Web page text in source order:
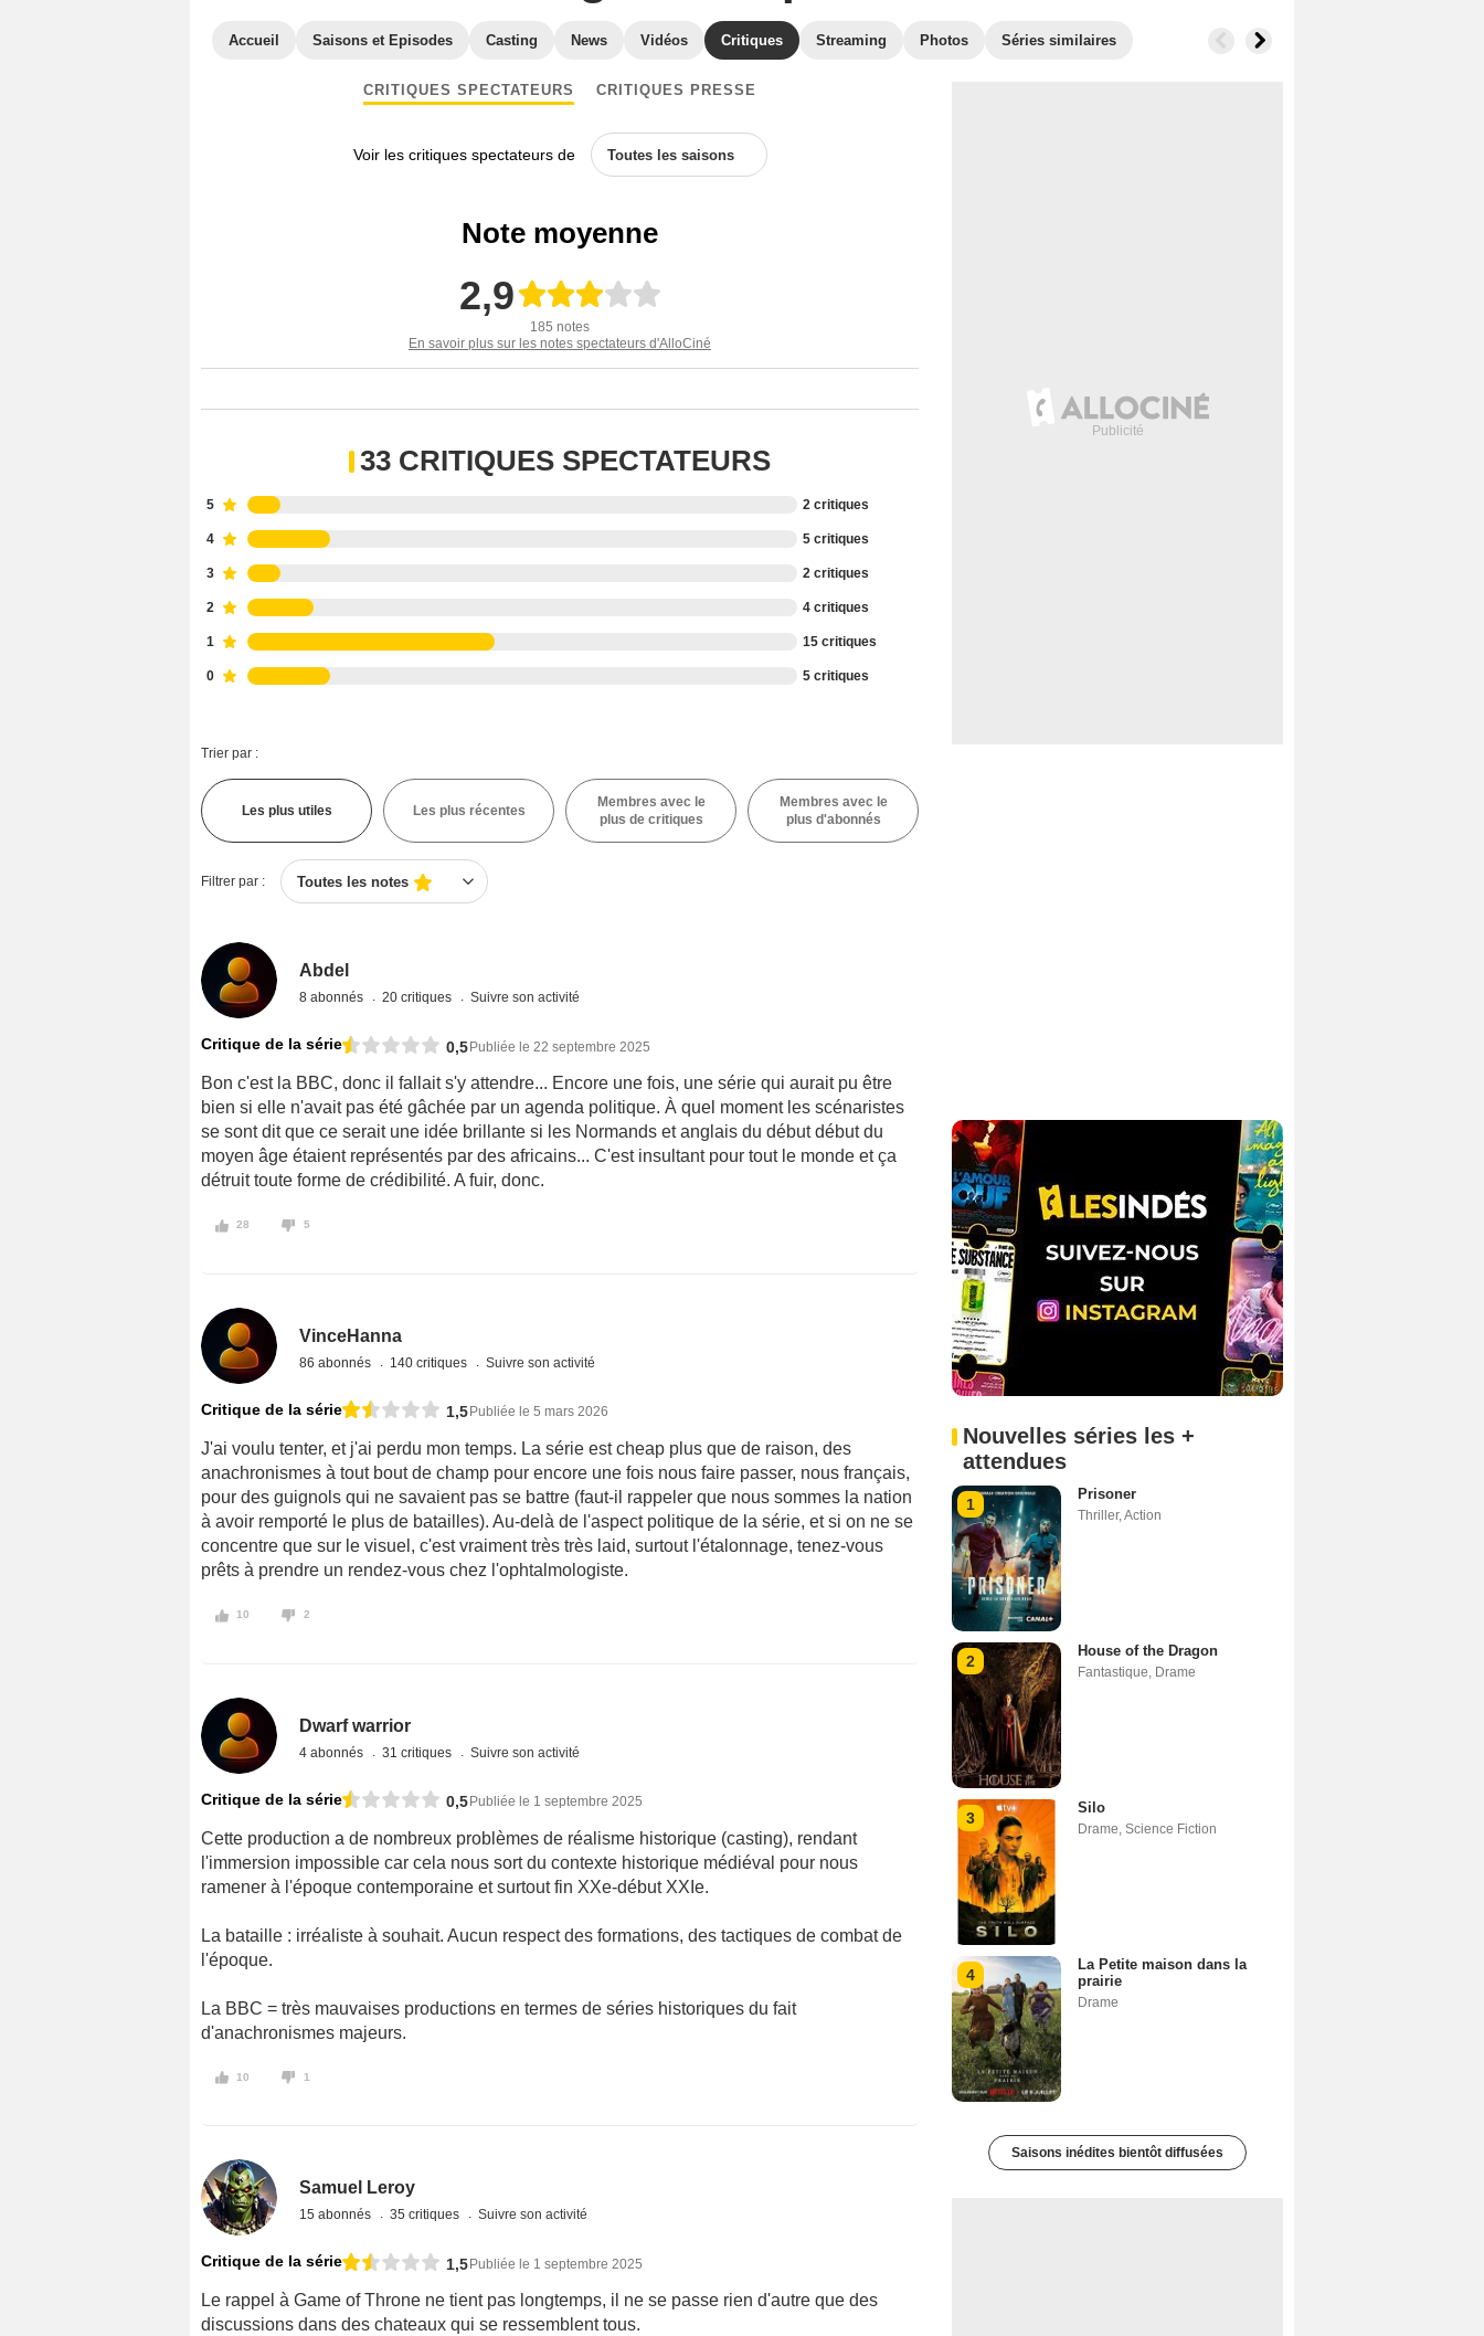
Accueil Saisons et Episodes Casting News Vidéos Critiques Streaming Photos Séries similaires
CRITIQUES SPECTATEURS CRITIQUES PRESSE
Voir les critiques spectateurs de Toutes les saisons
Note moyenne
2,9
185 notes
En savoir plus sur les notes spectateurs d'AlloCiné
33 CRITIQUES SPECTATEURS
5 2 critiques
4 5 critiques
3 2 critiques
2 4 critiques
1 15 critiques
0 5 critiques
Trier par :
Les plus utiles Les plus récentes
Membres avec le
plus de critiques
Membres avec le
plus d'abonnés
Filtrer par : Toutes les notes
Abdel
8 abonnés 20 critiques Suivre son activité
Critique de la série 0,5Publiée le 22 septembre 2025
Bon c'est la BBC, donc il fallait s'y attendre... Encore une fois, une série qui aurait pu être
bien si elle n'avait pas été gâchée par un agenda politique. À quel moment les scénaristes
se sont dit que ce serait une idée brillante si les Normands et anglais du début début du
moyen âge étaient représentés par des africains... C'est insultant pour tout le monde et ça
détruit toute forme de crédibilité. A fuir, donc.
28 5
VinceHanna
86 abonnés 140 critiques Suivre son activité
Critique de la série 1,5 Publiée le 5 mars 2026
J'ai voulu tenter, et j'ai perdu mon temps. La série est cheap plus que de raison, des
anachronismes à tout bout de champ pour encore une fois nous faire passer, nous français,
pour des guignols qui ne savaient pas se battre (faut-il rappeler que nous sommes la nation
à avoir remporté le plus de batailles). Au-delà de l'aspect politique de la série, et si on ne se
concentre que sur le visuel, c'est vraiment très très laid, surtout l'étalonnage, tenez-vous
prêts à prendre un rendez-vous chez l'ophtalmologiste.
10 2
Dwarf warrior
4 abonnés 31 critiques Suivre son activité
Critique de la série 0,5 Publiée le 1 septembre 2025
Cette production a de nombreux problèmes de réalisme historique (casting), rendant
l'immersion impossible car cela nous sort du contexte historique médiéval pour nous
ramener à l'époque contemporaine et surtout fin XXe-début XXIe.
La bataille : irréaliste à souhait. Aucun respect des formations, des tactiques de combat de
l'époque.
La BBC = très mauvaises productions en termes de séries historiques du fait
d'anachronismes majeurs.
10 1
Samuel Leroy
15 abonnés 35 critiques Suivre son activité
Critique de la série 1,5 Publiée le 1 septembre 2025
Le rappel à Game of Throne ne tient pas longtemps, il ne se passe rien d'autre que des
discussions dans des chateaux qui se ressemblent tous.
Nouvelles séries les +
attendues
1
Prisoner
Thriller,Action
2
House of the Dragon
Fantastique, Drame
3
Silo
Drame, Science Fiction
4
La Petite maison dans la
prairie
Drame
Saisons inédites bientôt diffusées